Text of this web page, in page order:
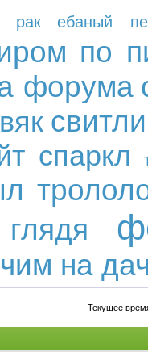
рак ебаный
по
форума
спаркл
на
Текущее